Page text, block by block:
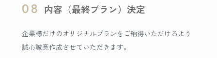
08 内容（最終プラン）決定
企業様だけのオリジナルプランをご納得いただけるよう
誠心誠意作成させていただきます。